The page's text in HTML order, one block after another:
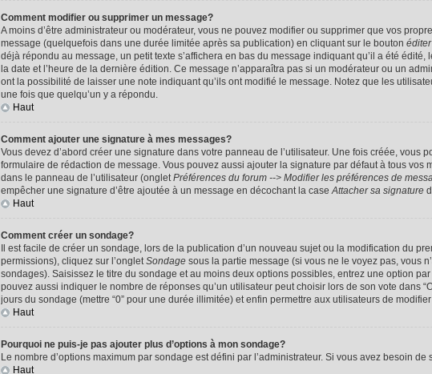
Comment modifier ou supprimer un message?
A moins d’être administrateur ou modérateur, vous ne pouvez modifier ou supprimer que vos
message (quelquefois dans une durée limitée après sa publication) en cliquant sur le bouton éditer
déjà répondu au message, un petit texte s’affichera en bas du message indiquant qu’il a été édité,
la date et l’heure de la dernière édition. Ce message n’apparaîtra pas si un modérateur ou un
ont la possibilité de laisser une note indiquant qu’ils ont modifié le message. Notez que les
une fois que quelqu’un y a répondu.
Haut
Comment ajouter une signature à mes messages?
Vous devez d’abord créer une signature dans votre panneau de l’utilisateur. Une fois créée, vous
formulaire de rédaction de message. Vous pouvez aussi ajouter la signature par défaut à tous vos
dans le panneau de l’utilisateur (ongletPréférences du forum --> Modifier les préférences de
empêcher une signature d’être ajoutée à un message en décochant la caseAttacher sa signature
Haut
Comment créer un sondage?
Il est facile de créer un sondage, lors de la publication d’un nouveau sujet ou la modification du
permissions), cliquez sur l’ongletSondage sous la partie message (si vous ne le voyez pas, vous
sondages). Saisissez le titre du sondage et au moins deux options possibles, entrez une option
pouvez aussi indiquer le nombre de réponses qu’un utilisateur peut choisir lors de son vote dans
jours du sondage (mettre “0” pour une durée illimitée) et enfin permettre aux utilisateurs de
Haut
Pourquoi ne puis-je pas ajouter plus d’options à mon sondage?
Le nombre d’options maximum par sondage est défini par l’administrateur. Si vous avez besoin de
Haut